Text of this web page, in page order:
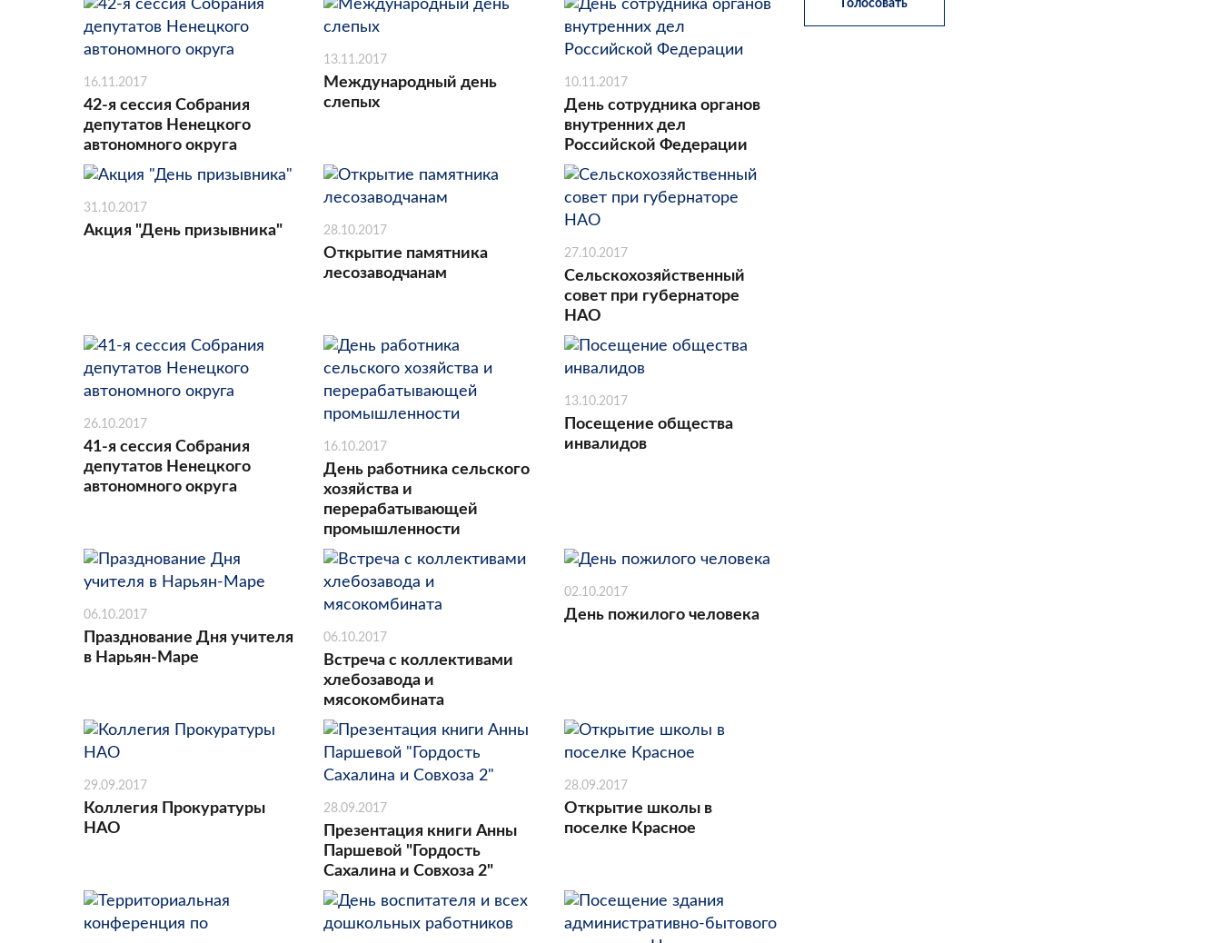
16.11.2017
42-я сессия Собрания
депутатов Ненецкого
автономного округа
13.11.2017
Международный день
слепых
10.11.2017
День сотрудника органов
внутренних дел
Российской Федерации
31.10.2017
Акция "День призывника" 28.10.2017
Открытие памятника
лесозаводчанам
27.10.2017
Сельскохозяйственный
совет при губернаторе
НАО
26.10.2017
41-я сессия Собрания
депутатов Ненецкого
автономного округа
16.10.2017
День работника сельского
хозяйства и
перерабатывающей
промышленности
13.10.2017
Посещение общества
инвалидов
06.10.2017
Празднование Дня учителя
в Нарьян-Маре
06.10.2017
Встреча с коллективами
хлебозавода и
мясокомбината
02.10.2017
День пожилого человека
29.09.2017
Коллегия Прокуратуры
НАО
28.09.2017
Презентация книги Анны
Паршевой "Гордость
Сахалина и Совхоза 2"
28.09.2017
Открытие школы в
поселке Красное